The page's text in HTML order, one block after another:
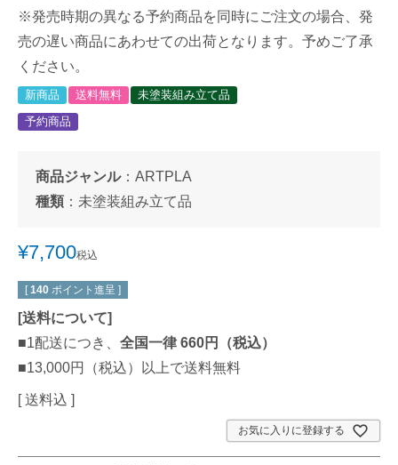
※発売時期の異なる予約商品を同時にご注文の場合、発
売の遅い商品にあわせての出荷となります。予めご了承
ください。
新商品 送料無料
未塗装組み立て品
予約商品
商品ジャンル： ARTPLA
種類 ： 未塗装組み立て品
¥7,700税込
[ 140 ポイント進呈 ]
[送料について]
■1配送につき、 全国一律 660円（税込）
■13,000円（税込）以上で送料無料
送料込
お気に入りに登録する